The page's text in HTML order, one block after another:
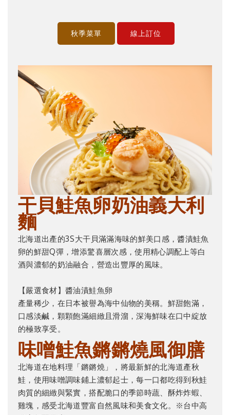
秋季菜單 線上訂位
干貝鮭魚卵奶油義大利
麵
北海道出產的3S大干貝滿滿海味的鮮美口感，醬漬鮭魚
卵的鮮甜Q彈，增添驚喜層次感，使用精心調配上等白
酒與濃郁的奶油融合，營造出豐厚的風味。
【嚴選食材】醬油漬鮭魚卵
產量稀少，在日本被譽為海中仙物的美稱。鮮甜飽滿，
口感淡鹹，顆顆飽滿細緻且滑溜，深海鮮味在口中綻放
的極致享受。
味噌鮭魚鏘鏘燒風御膳
北海道在地料理「鏘鏘燒」，將最新鮮的北海道產秋
鮭，使用味噌調味鋪上濃郁起士，每一口都吃得到秋鮭
肉質的細緻與緊實，搭配脆口的季節時蔬、酥炸炸蝦、
雞塊，感受北海道豐富自然風味和美食文化。※台中高